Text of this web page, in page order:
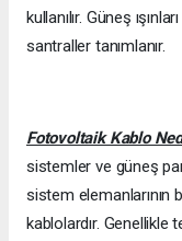
kullanılır. Güneş
santraller tanımlanır.
Fotovoltaik Kablo
sistemler ve güneş
sistem elemanlarının
kablolardır. Genellikle